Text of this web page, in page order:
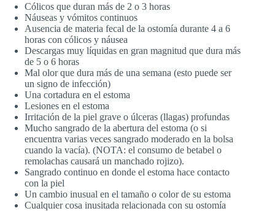
Cólicos que duran más de 2 o 3 horas
Náuseas y vómitos continuos
Ausencia de materia fecal de la ostomía durante 4 a 6
horas con cólicos y náusea
Descargas muy líquidas en gran magnitud que dura más
de 5 o 6 horas
Mal olor que dura más de una semana (esto puede ser
un signo de infección)
Una cortadura en el estoma
Lesiones en el estoma
Irritación de la piel grave o úlceras (llagas) profundas
Mucho sangrado de la abertura del estoma (o si
encuentra varias veces sangrado moderado en la bolsa
cuando la vacía). (NOTA: el consumo de betabel o
remolachas causará un manchado rojizo).
Sangrado continuo en donde el estoma hace contacto
con la piel
Un cambio inusual en el tamaño o color de su estoma
Cualquier cosa inusitada relacionada con su ostomía